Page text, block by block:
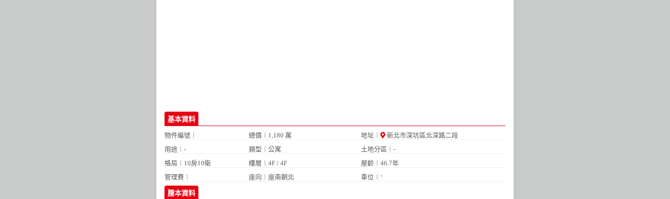
基本資料
物件編號︱ 總價︱1,180 萬 地址︱
新北市深坑區北深路二段
用途︱-
類型︱公寓
土地分區︱-
格局︱ 10房10衛 樓層︱4F / 4F
屋齡︱46.7年
管理費︱
座向︱座南朝北 車位︱-
謄本資料